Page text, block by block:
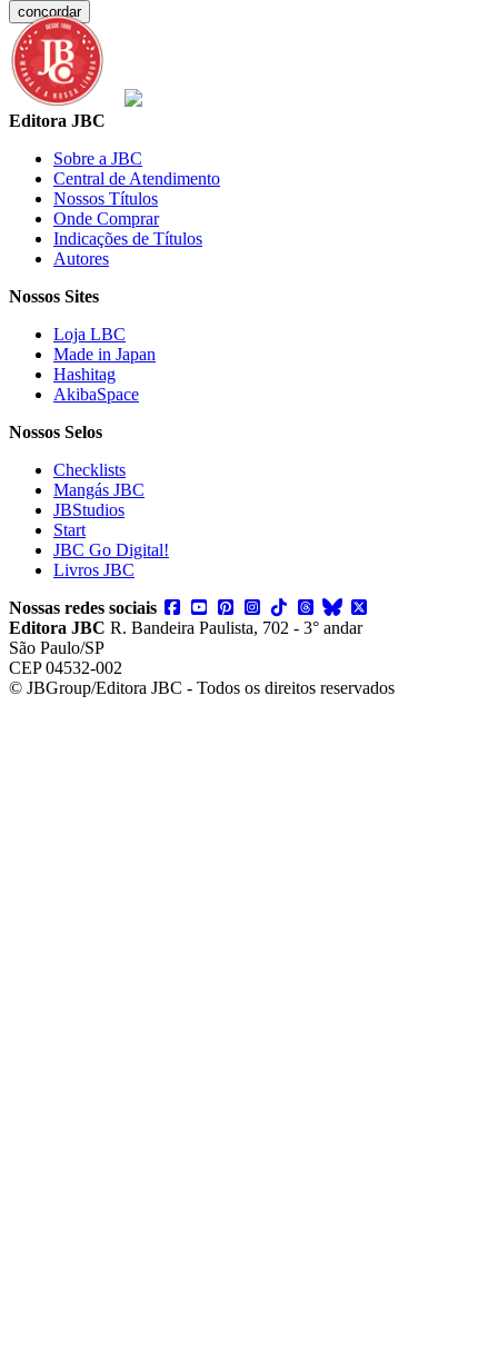
concordar
Editora JBC
Sobre a JBC
Central de Atendimento
Nossos Títulos
Onde Comprar
Indicações de Títulos
Autores
Nossos Sites
Loja LBC
Made in Japan
Hashitag
AkibaSpace
Nossos Selos
Checklists
Mangás JBC
JBStudios
Start
JBC Go Digital!
Livros JBC
Nossas redes sociais
Editora JBC R. Bandeira Paulista, 702 - 3° andar
São Paulo/SP
CEP 04532-002
© JBGroup/Editora JBC - Todos os direitos reservados